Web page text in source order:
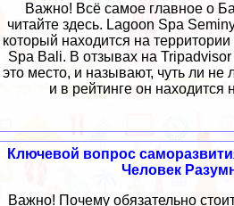
Важно! Всё самое главное о
читайте здесь. Lagoon Spa
который находится на
Spa Bali. В отзывах на
это место, и называют, чуть ли
и в рейтинге он
Ключевой вопрос
Человек
Важно! Почему обязательно